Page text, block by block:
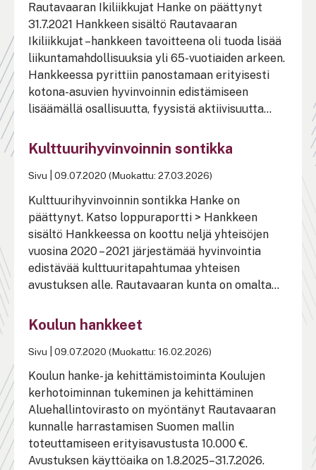
Rautavaaran Ikiliikkujat Hanke on päättynyt
31.7.2021 Hankkeen sisältö Rautavaaran
Ikiliikkujat –hankkeen tavoitteena oli tuoda lisää
liikuntamahdollisuuksia yli 65-vuotiaiden arkeen.
Hankkeessa pyrittiin panostamaan erityisesti
kotona-asuvien hyvinvoinnin edistämiseen
lisäämällä osallisuutta, fyysistä aktiivisuutta...
Kulttuurihyvinvoinnin sontikka
Sivu 09.07.2020 (Muokattu: 27.03.2026)
Kulttuurihyvinvoinnin sontikka Hanke on
päättynyt. Katso loppuraportti > Hankkeen
sisältö Hankkeessa on koottu neljä yhteisöjen
vuosina 2020 – 2021 järjestämää hyvinvointia
edistävää kulttuuritapahtumaa yhteisen
avustuksen alle. Rautavaaran kunta on omalta...
Koulun hankkeet
Sivu 09.07.2020 (Muokattu: 16.02.2026)
Koulun hanke- ja kehittämistoiminta Koulujen
kerhotoiminnan tukeminen ja kehittäminen
Aluehallintovirasto on myöntänyt Rautavaaran
kunnalle harrastamisen Suomen mallin
toteuttamiseen erityisavustusta 10.000 €.
Avustuksen käyttöaika on 1.8.2025–31.7.2026.